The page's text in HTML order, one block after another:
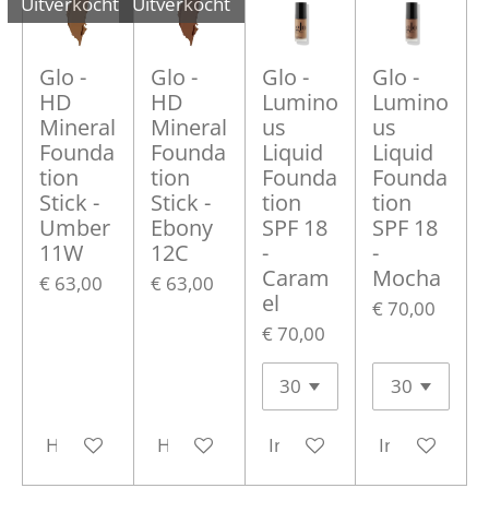
Glo -
HD
Mineral
Founda
tion
Stick -
Umber
11W
€ 63,00
Houd mij op de hoogte
Glo -
HD
Mineral
Founda
tion
Stick -
Ebony
12C
€ 63,00
Houd mij op de hoogte
Glo -
Lumino
us
Liquid
Founda
tion
SPF 18
-
Caram
el
€ 70,00
In winkelwagen
Glo -
Lumino
us
Liquid
Founda
tion
SPF 18
-
Mocha
€ 70,00
In